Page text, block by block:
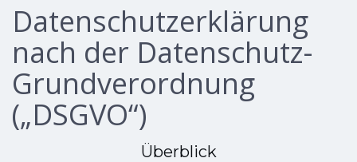
Datenschutzerklärung
nach der Datenschutz-
Grundverordnung
(„DSGVO“)
Überblick